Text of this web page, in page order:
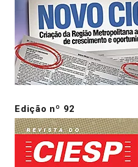
Edição nº 92